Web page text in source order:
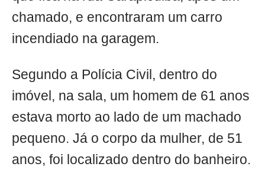
chamado, e encontraram um carro
incendiado na garagem.
Segundo a Polícia Civil, dentro do
imóvel, na sala, um homem de 61 anos
estava morto ao lado de um machado
pequeno. Já o corpo da mulher, de 51
anos, foi localizado dentro do banheiro.